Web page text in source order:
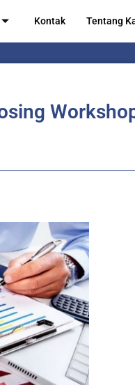
Kontak Tentang